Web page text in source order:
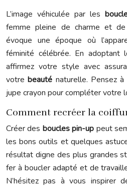
L’image véhiculée par les
femme pleine de charme et de
évoque une époque où
féminité célébrée. En adoptant
affirmez votre style avec
votrebeauté naturelle. Pensez
jupe crayon pour compléter votre
Comment recréer la
Créer des boucles pin-up peut
les bons outils et quelques
résultat digne des plus grandes
fer à boucler adapté et de
N’hésitez pas à vous inspirer